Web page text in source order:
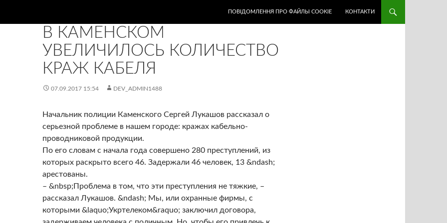
ПОВІДОМЛЕННЯ ПРО ФАЙЛЫ COOKIE КОНТАКТИ
В КАМЕНСКОМ
УВЕЛИЧИЛОСЬ КОЛИЧЕСТВО
КРАЖ КАБЕЛЯ
07.09.2017 15:54 DEV_ADMIN1488
Начальник полиции Каменского Сергей Лукашов рассказал о
серьезной проблеме в нашем городе: кражах кабельно-
проводниковой продукции.
По его словам с начала года совершено 280 преступлений, из
которых раскрыто всего 46. Задержали 46 человек, 13 &ndash;
арестованы.
– &nbsp;Проблема в том, что эти преступления не тяжкие, –
рассказал Лукашов. &ndash; Мы, или охранные фирмы, с
которыми &laquo;Укртелеком&raquo; заключил договора,